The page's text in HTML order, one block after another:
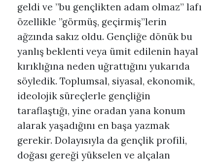
geldi ve ”bu gençlikten adam olmaz” lafı
özellikle ”görmüş, geçirmiş”lerin
ağzında sakız oldu. Gençliğe dönük bu
yanlış beklenti veya ümit edilenin hayal
kırıklığına neden uğrattığını yukarıda
söyledik. Toplumsal, siyasal, ekonomik,
ideolojik süreçlerle gençliğin
taraflaştığı, yine oradan yana konum
alarak yaşadığını en başa yazmak
gerekir. Dolayısıyla da gençlik profili,
doğası gereği yükselen ve alçalan